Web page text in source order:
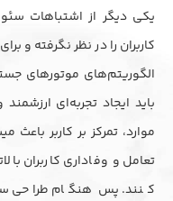
یکی دیگر از اشتباهات
کاربران را در نظر نگرفته و
الگوریتم‌های موتورهای
باید ایجاد تجربه‌ای
موارد، تمرکز بر کاربر
تعامل و وفاداری کاربران
کنند. پس هنگام طراحی